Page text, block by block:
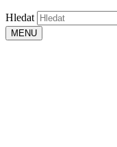
Hledat
MENU